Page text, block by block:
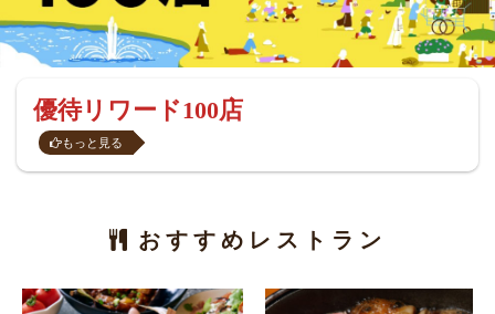
優待リワード100店
もっと見る
おすすめレストラン